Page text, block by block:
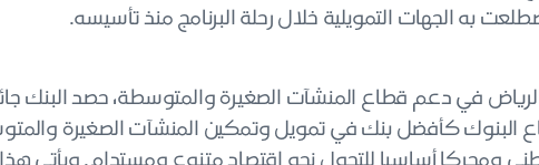
به الجهات التمويلية خلال رحلة البرنامج منذ تأسيسه.
في دعم قطاع المنشآت الصغيرة والمتوسطة، حصد البنك
البنوك كأفضل بنك في تمويل وتمكين المنشآت الصغيرة
ومحركا أساسيا للتحول نحو اقتصاد متنوع ومستدام. ويأتي هذا